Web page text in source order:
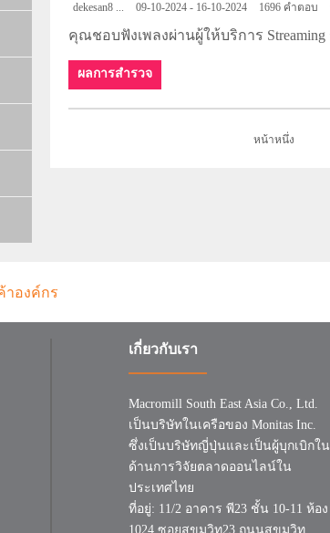
dekesan8 ... 09-10-2024 - 16-10-2024 1696 คำตอบ
คุณชอบฟังเพลงผ่านผู้ให้บริการ Streaming
ผลการสำรวจ
หน้าหนึ่ง
เกี่ยวกับเรา
Macromill South East Asia Co., Ltd.
เป็นบริษัทในเครือของ Monitas Inc.
ซึ่งเป็นบริษัทญี่ปุ่นและเป็นผู้บุกเบิกใน
ด้านการวิจัยตลาดออนไลน์ใน
ประเทศไทย
ที่อยู่: 11/2 อาคาร พี23 ชั้น 10-11 ห้อง
1024 ซอยสุขุมวิท23 ถนนสุขุมวิท